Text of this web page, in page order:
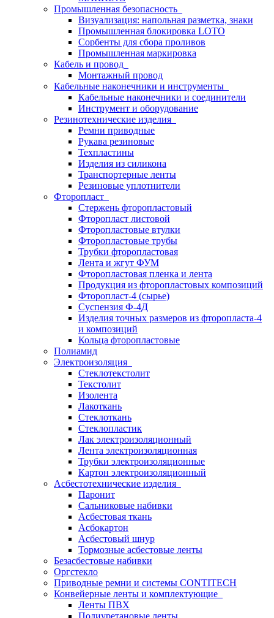
Промышленная безопасность
Визуализация: напольная разметка, знаки
Промышленная блокировка LOTO
Сорбенты для сбора проливов
Промышленная маркировка
Кабель и провод
Монтажный провод
Кабельные наконечники и инструменты
Кабельные наконечники и соединители
Инструмент и оборудование
Резинотехнические изделия
Ремни приводные
Рукава резиновые
Техпластины
Изделия из силикона
Транспортерные ленты
Резиновые уплотнители
Фторопласт
Стержень фторопластовый
Фторопласт листовой
Фторопластовые втулки
Фторопластовые трубы
Трубки фторопластовая
Лента и жгут ФУМ
Фторопластовая пленка и лента
Продукция из фторопластовых композиций
Фторопласт-4 (сырье)
Суспензия Ф-4Д
Изделия точных размеров из фторопласта-4
и композиций
Кольца фторопластовые
Полиамид
Электроизоляция
Стеклотекстолит
Текстолит
Изолента
Лакоткань
Стеклоткань
Стеклопластик
Лак электроизоляционный
Лента электроизоляционная
Трубки электроизоляционные
Картон электроизоляционный
Асбестотехнические изделия
Паронит
Сальниковые набивки
Асбестовая ткань
Асбокартон
Асбестовый шнур
Тормозные асбестовые ленты
Безасбестовые набивки
Оргстекло
Приводные ремни и системы CONTITECH
Конвейерные ленты и комплектующие
Ленты ПВХ
Полиуретановые ленты